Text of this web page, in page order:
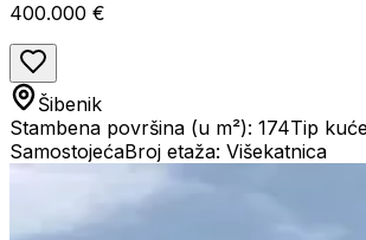
400.000 €
Šibenik
Stambena površina (u m²): 174Tip
SamostojećaBroj etaža: Višekatnica